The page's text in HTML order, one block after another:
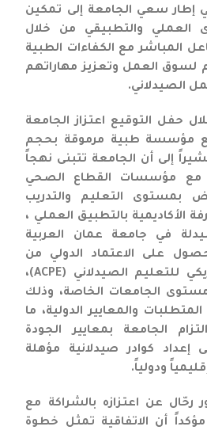
إطار سعي الجامعة إلى تمكين
العملي والتطبيقي من خلال
المباشر مع الكفاءات الطبية
لسوق العمل وتعزيز مهاراتهم
الصيدلاني.
حفل التوقيع اعتزاز الجامعة
مع مؤسسة طبية مرموقة بحجم
إلى أن الجامعة تتبنى نهجاً
مع مؤسسات القطاع الصحي
بمستوى التعليم والتدريب
الأكاديمية بالتطبيق العملي ،
في جامعة عمان العربية
على الاعتماد الدولي من
مجلس الاعتماد الأمريكي للتعليم الصيدلاني (ACPE)،
الجامعات الخاصة، وذلك
والمعايير الدولية، ما
الجامعة بمعايير الجودة
إعداد كوادر صيدلانية مؤهلة
ودولياً.
رحّال عن اعتزازه بالشراكة مع
أن الاتفاقية تمثل خطوة